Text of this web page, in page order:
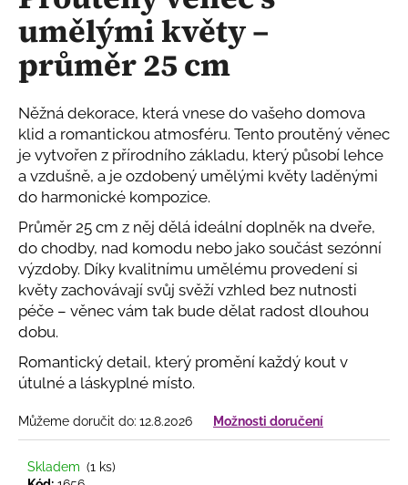
z
hvězdiček.
umělými květy –
průměr 25 cm
Něžná dekorace, která vnese do vašeho domova
klid a romantickou atmosféru. Tento proutěný věnec
je vytvořen z přírodního základu, který působí lehce
a vzdušně, a je ozdobený umělými květy laděnými
do harmonické kompozice.
Průměr 25 cm z něj dělá ideální doplněk na dveře,
do chodby, nad komodu nebo jako součást sezónní
výzdoby. Díky kvalitnímu umělému provedení si
květy zachovávají svůj svěží vzhled bez nutnosti
péče – věnec vám tak bude dělat radost dlouhou
dobu.
Romantický detail, který promění každý kout v
útulné a láskyplné místo.
Můžeme doručit do: 12.8.2026 Možnosti doručení
Skladem (1 ks)
a
j
í
?
D
o
p
o
r
u
č
u
e